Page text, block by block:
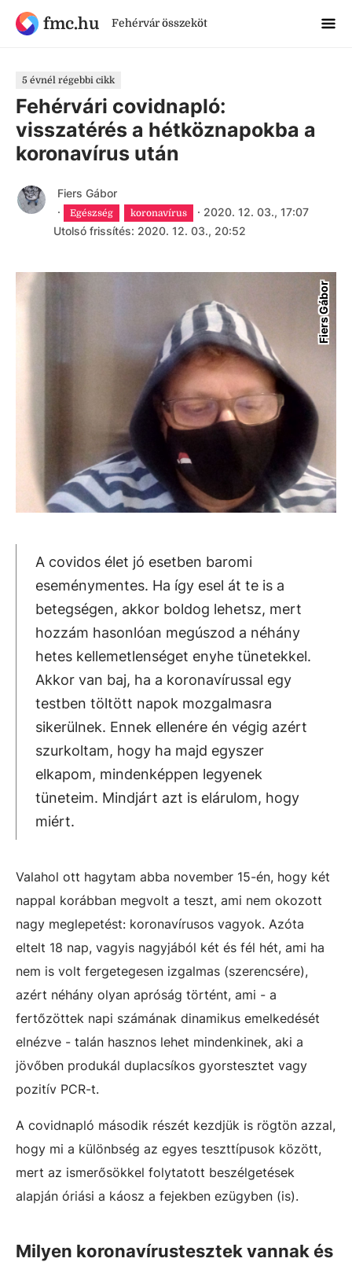
fmc.hu Fehérvár összeköt
5 évnél régebbi cikk
Fehérvári covidnapló:
visszatérés a hétköznapokba a
koronavírus után
Fiers Gábor
·
Egészség koronavírus · 2020. 12. 03., 17:07
Utolsó frissítés: 2020. 12. 03., 20:52
Fiers Gábor
A covidos élet jó esetben baromi
eseménymentes. Ha így esel át te is a
betegségen, akkor boldog lehetsz, mert
hozzám hasonlóan megúszod a néhány
hetes kellemetlenséget enyhe tünetekkel.
Akkor van baj, ha a koronavírussal egy
testben töltött napok mozgalmasra
sikerülnek. Ennek ellenére én végig azért
szurkoltam, hogy ha majd egyszer
elkapom, mindenképpen legyenek
tüneteim. Mindjárt azt is elárulom, hogy
miért.
Valahol ott hagytam abba november 15-én, hogy két
nappal korábban megvolt a teszt, ami nem okozott
nagy meglepetést: koronavírusos vagyok. Azóta
eltelt 18 nap, vagyis nagyjából két és fél hét, ami ha
nem is volt fergetegesen izgalmas (szerencsére),
azért néhány olyan apróság történt, ami - a
fertőzöttek napi számának dinamikus emelkedését
elnézve - talán hasznos lehet mindenkinek, aki a
jövőben produkál duplacsíkos gyorstesztet vagy
pozitív PCR-t.
A covidnapló második részét kezdjük is rögtön azzal,
hogy mi a különbség az egyes teszttípusok között,
mert az ismerősökkel folytatott beszélgetések
alapján óriási a káosz a fejekben ezügyben (is).
Milyen koronavírustesztek vannak és